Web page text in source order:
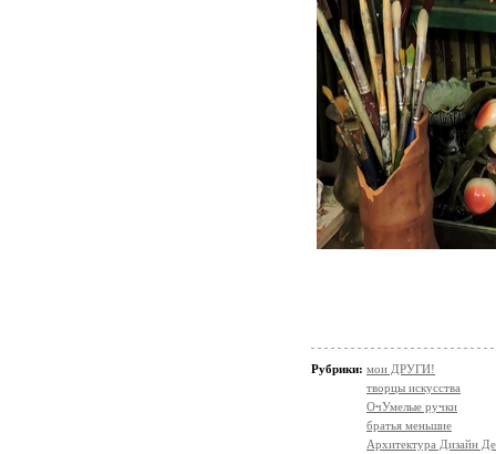
Рубрики: мои ДРУГИ!
творцы искусства
ОчУмелые ручки
братья меньшие
Архитектура Дизайн